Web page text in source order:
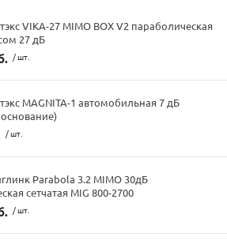
VIKA-27 MIMO BOX V2 параболическая
27 дБ
/ шт.
MAGNITA-1 автомобильная 7 дБ
/ шт.
Parabola 3.2 MIMO 30дБ
сетчатая MIG 800-2700
/ шт.